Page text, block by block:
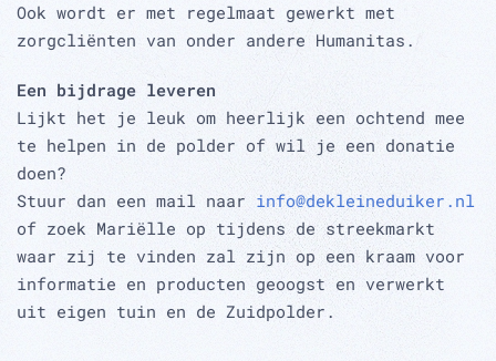
Ook wordt er met regelmaat gewerkt met
zorgcliënten van onder andere Humanitas.
Een bijdrage leveren
Lijkt het je leuk om heerlijk een ochtend mee
te helpen in de polder of wil je een donatie
doen?
Stuur dan een mail naar info@dekleineduiker.nl
of zoek Mariëlle op tijdens de streekmarkt
waar zij te vinden zal zijn op een kraam voor
informatie en producten geoogst en verwerkt
uit eigen tuin en de Zuidpolder.